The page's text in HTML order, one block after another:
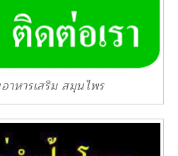
าหารเสริม สมุนไพร